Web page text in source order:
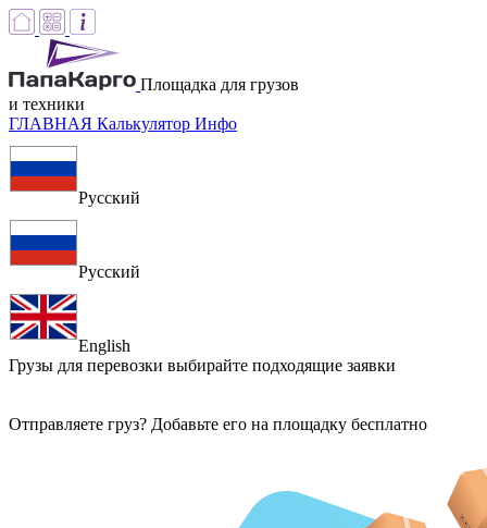
Площадка для грузов
и техники
ГЛАВНАЯ Калькулятор Инфо
Русский
Русский
English
Грузы для перевозки выбирайте подходящие заявки
Отправляете груз? Добавьте его на площадку бесплатно